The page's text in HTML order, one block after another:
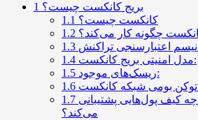
1 بریج کانکست چیست؟
1.1 کانکست چیست؟
1.2 چگونه کار می‌کند؟
1.3
1.4
مدل امنیتی بریج کانکست:
1.5
ریسک‌های موجود:
1.6
1.7
می‌کند؟